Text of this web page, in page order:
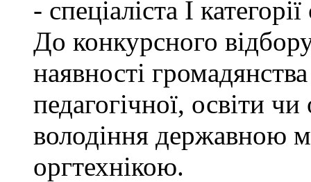
- спеціаліста І
До конкурсного
наявності
педагогічної, освіти
володіння державною
оргтехнікою.